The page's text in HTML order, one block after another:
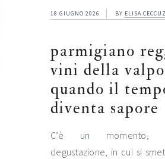
18 GIUGNO 2026 BY ELISA
parmigiano
vini della
quando il
diventa sapore
C’è un momento,
degustazione, in cui si